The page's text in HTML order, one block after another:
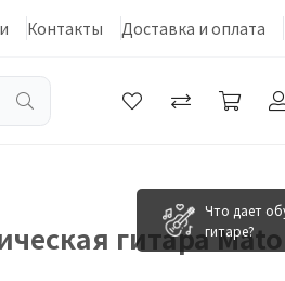
Контакты Доставка и оплата
Что дает
гитаре?
гитара